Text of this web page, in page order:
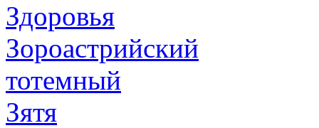
Здоровья
Зороастрийский
тотемный
Зятя